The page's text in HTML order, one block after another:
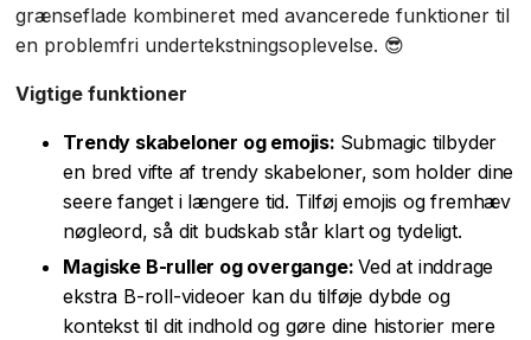
grænseflade kombineret med avancerede funktioner til
en problemfri undertekstningsoplevelse. 😎
Vigtige funktioner
Trendy skabeloner og emojis: Submagic tilbyder
en bred vifte af trendy skabeloner, som holder dine
seere fanget i længere tid. Tilføj emojis og fremhæv
nøgleord, så dit budskab står klart og tydeligt.
Magiske B-ruller og overgange:Ved at inddrage
ekstra B-roll-videoer kan du tilføje dybde og
kontekst til dit indhold og gøre dine historier mere